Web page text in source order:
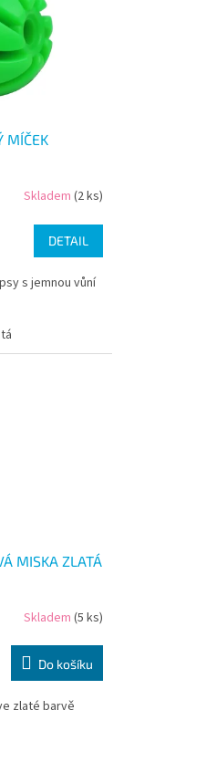
MÍČEK
Skladem (2 ks)
DETAIL
s jemnou vůní
MISKA ZLATÁ
Skladem (5 ks)
Do košíku
zlaté barvě